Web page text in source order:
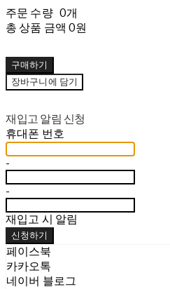
주문 수량 0개
총 상품 금액 0원
구매하기
장바구니에 담기
재입고 알림 신청
휴대폰 번호
-
-
재입고 시 알림
신청하기
페이스북
카카오톡
네이버 블로그